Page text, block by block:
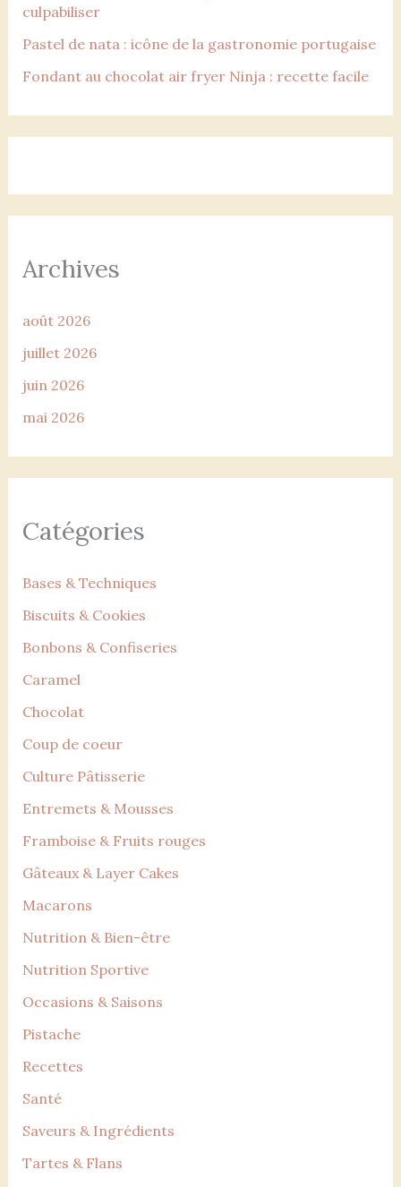
culpabiliser
Pastel de nata : icône de la gastronomie portugaise
Fondant au chocolat air fryer Ninja : recette facile
Archives
août 2026
juillet 2026
juin 2026
mai 2026
Catégories
Bases & Techniques
Biscuits & Cookies
Bonbons & Confiseries
Caramel
Chocolat
Coup de coeur
Culture Pâtisserie
Entremets & Mousses
Framboise & Fruits rouges
Gâteaux & Layer Cakes
Macarons
Nutrition & Bien-être
Nutrition Sportive
Occasions & Saisons
Pistache
Recettes
Santé
Saveurs & Ingrédients
Tartes & Flans